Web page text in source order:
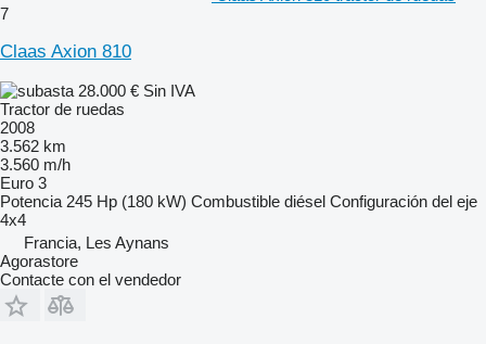
7
Claas Axion 810
28.000 € Sin IVA
Tractor de ruedas
2008
3.562 km
3.560 m/h
Euro 3
Potencia 245 Hp (180 kW) Combustible diésel Configuración del eje
4x4
Francia, Les Aynans
Agorastore
Contacte con el vendedor